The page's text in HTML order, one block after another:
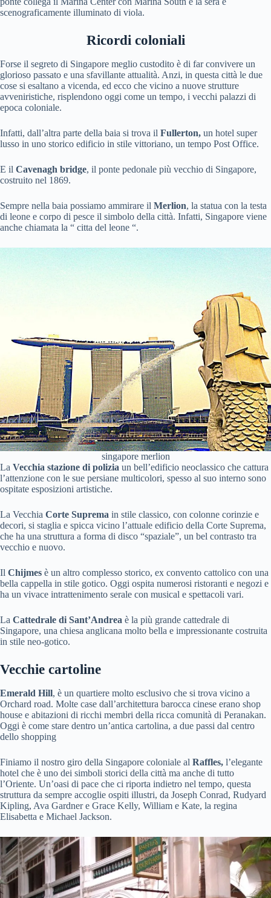
scenograficamente illuminato di viola.
Ricordi coloniali
Forse il segreto di Singapore meglio custodito è di far convivere un
glorioso passato e una sfavillante attualità. Anzi, in questa città le due
cose si esaltano a vicenda, ed ecco che vicino a nuove strutture
avveniristiche, risplendono oggi come un tempo, i vecchi palazzi di
epoca coloniale.
Infatti, dall’altra parte della baia si trova il Fullerton, un hotel super
lusso in uno storico edificio in stile vittoriano, un tempo Post Office.
E il Cavenagh bridge, il ponte pedonale più vecchio di Singapore,
costruito nel 1869.
Sempre nella baia possiamo ammirare il Merlion, la statua con la testa
di leone e corpo di pesce il simbolo della città. Infatti, Singapore viene
anche chiamata la “ citta del leone “.
singapore merlion
La Vecchia stazione di polizia un bell’edificio neoclassico che cattura
l’attenzione con le sue persiane multicolori, spesso al suo interno sono
ospitate esposizioni artistiche.
La Vecchia Corte Suprema in stile classico, con colonne corinzie e
decori, si staglia e spicca vicino l’attuale edificio della Corte Suprema,
che ha una struttura a forma di disco “spaziale”, un bel contrasto tra
vecchio e nuovo.
Il Chijmes è un altro complesso storico, ex convento cattolico con una
bella cappella in stile gotico. Oggi ospita numerosi ristoranti e negozi e
ha un vivace intrattenimento serale con musical e spettacoli vari.
La Cattedrale di Sant’Andrea è la più grande cattedrale di
Singapore, una chiesa anglicana molto bella e impressionante costruita
in stile neo-gotico.
Vecchie cartoline
Emerald Hill, è un quartiere molto esclusivo che si trova vicino a
Orchard road. Molte case dall’architettura barocca cinese erano shop
house e abitazioni di ricchi membri della ricca comunità di Peranakan.
Oggi è come stare dentro un’antica cartolina, a due passi dal centro
dello shopping
Finiamo il nostro giro della Singapore coloniale al Raffles, l’elegante
hotel che è uno dei simboli storici della città ma anche di tutto
l’Oriente. Un’oasi di pace che ci riporta indietro nel tempo, questa
struttura da sempre accoglie ospiti illustri, da Joseph Conrad, Rudyard
Kipling, Ava Gardner e Grace Kelly, William e Kate, la regina
Elisabetta e Michael Jackson.